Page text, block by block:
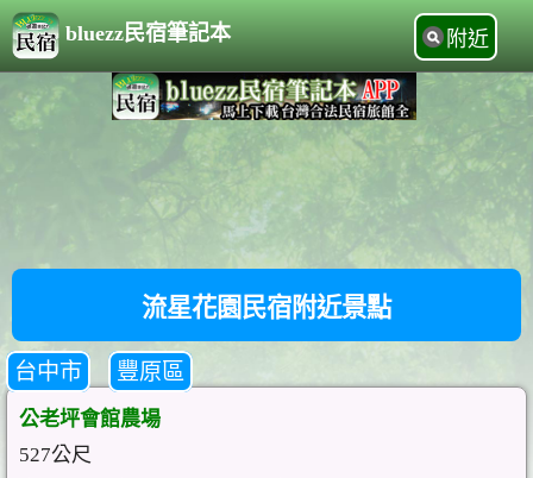
bluezz民宿筆記本 附近
流星花園民宿附近景點
台中市 豐原區
公老坪會館農場
527公尺